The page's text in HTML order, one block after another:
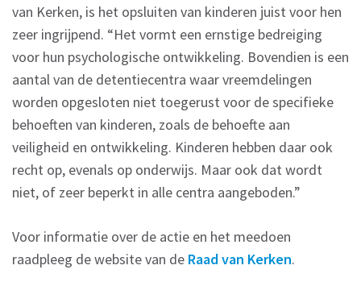
van Kerken, is het opsluiten van kinderen juist voor hen
zeer ingrijpend. “Het vormt een ernstige bedreiging
voor hun psychologische ontwikkeling. Bovendien is een
aantal van de detentiecentra waar vreemdelingen
worden opgesloten niet toegerust voor de specifieke
behoeften van kinderen, zoals de behoefte aan
veiligheid en ontwikkeling. Kinderen hebben daar ook
recht op, evenals op onderwijs. Maar ook dat wordt
niet, of zeer beperkt in alle centra aangeboden.”
Voor informatie over de actie en het meedoen
raadpleeg de website van de Raad van Kerken.